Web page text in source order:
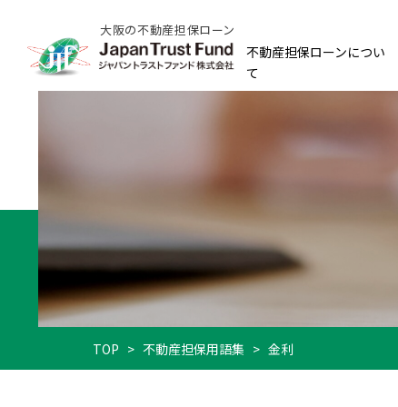
大阪の不動産担保ローン
不動産担保ローンについ
て
TOP > 不動産担保用語集 > 金利